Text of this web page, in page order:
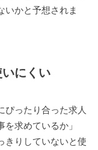
いかと予想されま
にくい
ぴったり合った求人
求めているか」
きりしていないと使